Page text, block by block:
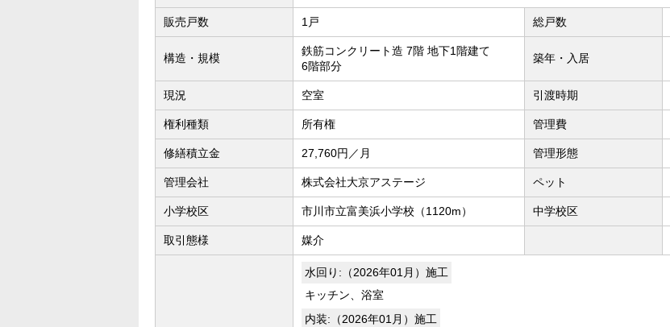
販売戸数 1戸 総戸数
構造・規模
鉄筋コンクリート造 7階 地下1階建て
6階部分
築年・入居
現況 空室 引渡時期
権利種類 所有権 管理費
修繕積立金 27,760円／月 管理形態
管理会社 株式会社大京アステージ ペット
小学校区 市川市立富美浜小学校（1120m） 中学校区
取引態様 媒介
水回り:（2026年01月）施工
キッチン、浴室
内装:（2026年01月）施工